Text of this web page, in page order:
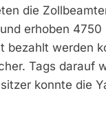
die
erhoben 4750
bezahlt werden
Tags darauf
konnte die